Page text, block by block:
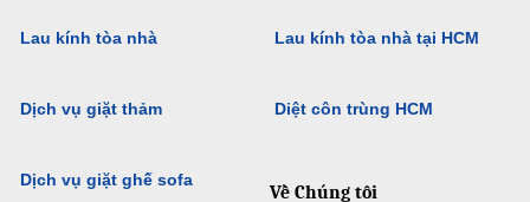
Lau kính tòa nhà
Dịch vụ giặt thảm
Dịch vụ giặt ghế sofa
Lau kính tòa nhà tại HCM
Diệt côn trùng HCM
Về Chúng tôi